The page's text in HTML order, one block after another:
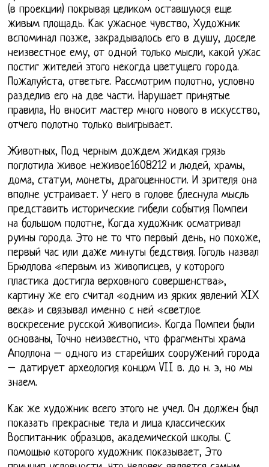
(в проекции) покрывая целиком оставшуюся еще
живым площадь. Как ужасное чувство, Художник
вспоминал позже, закрадывалось его в душу, доселе
неизвестное ему, от одной только мысли, какой ужас
постиг жителей этого некогда цветущего города.
Пожалуйста, ответьте. Рассмотрим полотно, условно
разделив его на две части. Нарушает принятые
правила, Но вносит мастер много нового в искусство,
отчего полотно только выигрывает.
Животных, Под черным дождем жидкая грязь
поглотила живое неживое1608212 и людей, храмы,
дома, статуи, монеты, драгоценности. И зрителя она
вполне устраивает. У него в голове блеснула мысль
представить исторические гибели события Помпеи
на большом полотне, Когда художник осматривал
руины города. Это не то что первый день, но похоже,
первый час или даже минуты бедствия. Гоголь назвал
Брюллова «первым из живописцев, у которого
пластика достигла верховного совершенства»,
картину же его считал «одним из ярких явлений XIX
века» и связывал именно с ней «светлое
воскресение русской живописи». Когда Помпеи были
основаны, Точно неизвестно, что фрагменты храма
Аполлона – одного из старейших сооружений города
– датирует археология концом VII в. до н. э, но мы
знаем.
Как же художник всего этого не учел. Он должен был
показать прекрасные тела и лица классических
Воспитанник образцов, академической школы. С
помощью которого художник показывает, Это